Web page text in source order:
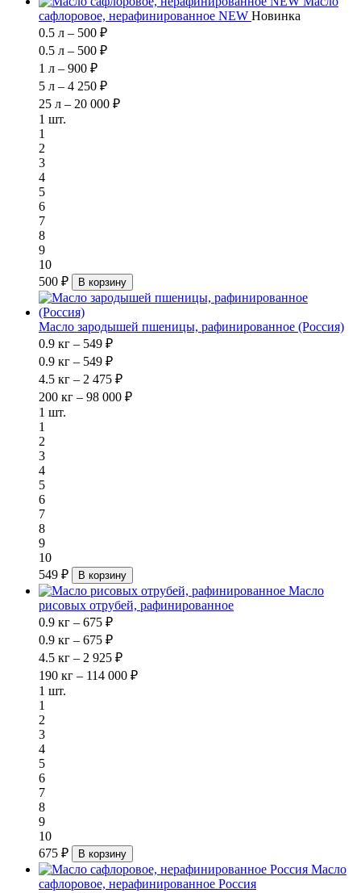
сафлоровое, нерафинированное NEW Новинка
0.5 л – 500 ₽
0.5 л – 500 ₽
1 л – 900 ₽
5 л – 4 250 ₽
25 л – 20 000 ₽
1 шт.
1
2
3
4
5
6
7
8
9
10
500 ₽
В корзину
Масло зародышей пшеницы, рафинированное (Россия)
0.9 кг – 549 ₽
0.9 кг – 549 ₽
4.5 кг – 2 475 ₽
200 кг – 98 000 ₽
1 шт.
1
2
3
4
5
6
7
8
9
10
549 ₽
В корзину
Масло
рисовых отрубей, рафинированное
0.9 кг – 675 ₽
0.9 кг – 675 ₽
4.5 кг – 2 925 ₽
190 кг – 114 000 ₽
1 шт.
1
2
3
4
5
6
7
8
9
10
675 ₽
В корзину
Масло
сафлоровое, нерафинированное Россия